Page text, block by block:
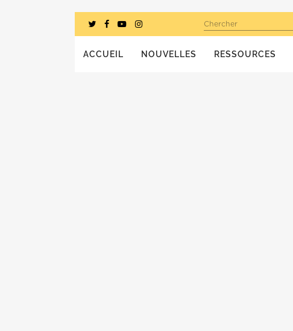
Chercher
ACCUEIL NOUVELLES RESSOURCES